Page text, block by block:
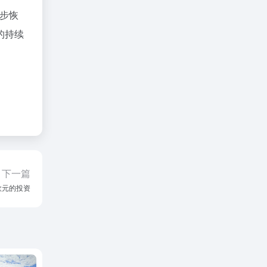
恢
持续
下一篇
的投资